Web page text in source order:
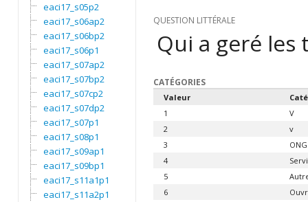
eaci17_s05p2
eaci17_s06ap2
eaci17_s06bp2
eaci17_s06p1
eaci17_s07ap2
eaci17_s07bp2
eaci17_s07cp2
eaci17_s07dp2
eaci17_s07p1
eaci17_s08p1
eaci17_s09ap1
eaci17_s09bp1
eaci17_s11a1p1
eaci17_s11a2p1
QUESTION LITTÉRALE
Qui a geré
CATÉGORIES
Valeur
1
V
2
v
3
4
5
6